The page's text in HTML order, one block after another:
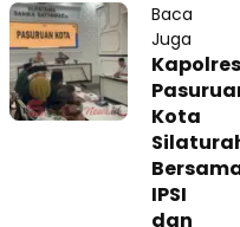
Baca
Juga
Kapolres
Kota
IPSI
dan